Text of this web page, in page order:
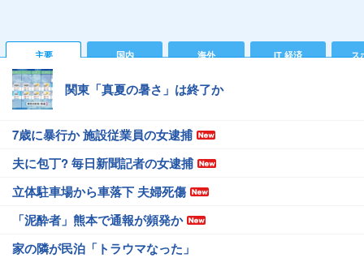
主要 国内 海外 IT 経済 ス
関東「真夏の暑さ」は終了か
7歳に暴行か 施設従業員の女逮捕
夫に包丁? 毎日新聞記者の女逮捕
立体駐車場から車落下 夫婦死傷
「泥酔者」熊本で通報が頻発か
家の隣が民泊「トラウマなった」